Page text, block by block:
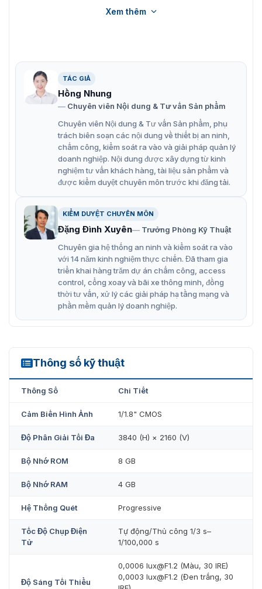
nhận diện khuôn mặt + đếm người, phát hiện khuôn
mặt + đếm người và phát hiện PPE + IVS.
Hỗ trợ nhận diện khuôn mặt, phát hiện khuôn mặt,
IVS, đếm người, siêu dữ liệu video, phát hiện PPE,
quản lý chỗ đỗ xe và ANPR,..
Bảo vệ quyền riêng tư: Tranh ghép có thể tự động
được đặt lên mặt hoặc cơ thể của một người để bảo
vệ quyền riêng tư của họ.
BNC; hỗ trợ thẻ Micro SD tối đa 1 TB.
Nguồn điện 12 VDC/24 VAC/PoE+/ePoE, công suất
đầu ra 12 VDC, dòng điện tối đa 165 mA và dòng điện
cực đại là 700 mA, dễ lắp đặt.
Tiêu chuẩn bảo vệ IP67 và IK10.
Lớp phủ chống ăn mòn (tùy chọn).
Xem thêm
TÁC GIẢ
Hồng Nhung
Chuyên viên Nội dung & Tư vấn Sản phẩm
Chuyên viên Nội dung & Tư vấn Sản phẩm, phụ
trách biên soạn các nội dung về thiết bị an ninh,
chấm công, kiểm soát ra vào và giải pháp quản lý
doanh nghiệp. Nội dung được xây dựng từ kinh
nghiệm tư vấn khách hàng, tài liệu sản phẩm và
được kiểm duyệt chuyên môn trước khi đăng tải.
KIỂM DUYỆT CHUYÊN MÔN
Đặng Đình Xuyên
Trưởng Phòng Kỹ Thuật
Chuyên gia hệ thống an ninh và kiểm soát ra vào
với 14 năm kinh nghiệm thực chiến. Đã tham gia
triển khai hàng trăm dự án chấm công, access
control, cổng xoay và bãi xe thông minh, đồng
thời tư vấn, xử lý các giải pháp hạ tầng mạng và
phần mềm quản lý doanh nghiệp.
Thông số kỹ thuật
IPC-HFW7842H-Z-X
Thông Số Chi Tiết
Cảm Biến Hình Ảnh 1/1.8" CMOS
Độ Phân Giải Tối Đa 3840 (H) × 2160 (V)
Bộ Nhớ ROM 8 GB
Bộ Nhớ RAM 4 GB
Hệ Thống Quét Progressive
Tốc Độ Chụp Điện
Tử
Tự động/Thủ công 1/3 s–
1/100,000 s
Độ Sáng Tối Thiểu
0,0006 lux@F1.2 (Màu, 30 IRE)
0,0003 lux@F1.2 (Đen trắng, 30